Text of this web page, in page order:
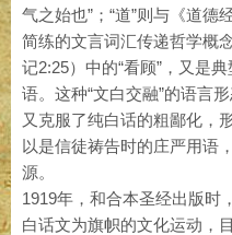
气之始也”；“道”则与《道德
简练的文言词汇传递哲学概
记2:25）中的“看顾”，又是
语。这种“文白交融”的语言
又克服了纯白话的粗鄙化，
以是信徒祷告时的庄严用语
源。
1919年，和合本圣经出版时
白话文为旗帜的文化运动，